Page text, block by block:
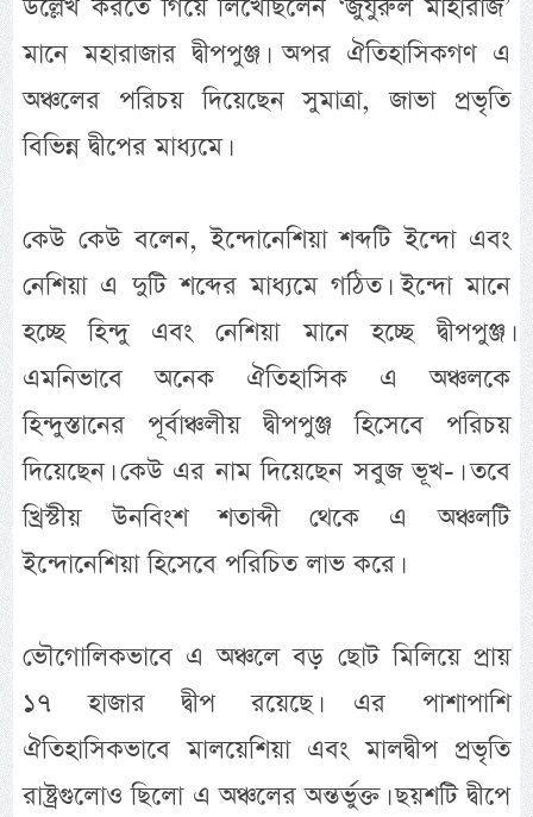
উল্লেখ করতে গিয়ে লিখেছিলেন ‘জুযুরুল মাহারাজ’
মানে মহারাজার দ্বীপপুঞ্জ। অপর ঐতিহাসিকগণ এ
অঞ্চলের পরিচয় দিয়েছেন সুমাত্রা, জাভা প্রভৃতি
বিভিন্ন দ্বীপের মাধ্যমে।
কেউ কেউ বলেন, ইন্দোনেশিয়া শব্দটি ইন্দো এবং
নেশিয়া এ দুটি শব্দের মাধ্যমে গঠিত। ইন্দো মানে
হচ্ছে হিন্দু এবং নেশিয়া মানে হচ্ছে দ্বীপপুঞ্জ।
এমনিভাবে অনেক ঐতিহাসিক এ অঞ্চলকে
হিন্দুস্তানের পূর্বাঞ্চলীয় দ্বীপপুঞ্জ হিসেবে পরিচয়
দিয়েছেন। কেউ এর নাম দিয়েছেন সবুজ ভূখ-। তবে
খ্রিস্টীয় উনবিংশ শতাব্দী থেকে এ অঞ্চলটি
ইন্দোনেশিয়া হিসেবে পরিচিত লাভ করে।
ভৌগোলিকভাবে এ অঞ্চলে বড় ছোট মিলিয়ে প্রায়
১৭ হাজার দ্বীপ রয়েছে। এর পাশাপাশি
ঐতিহাসিকভাবে মালয়েশিয়া এবং মালদ্বীপ প্রভৃতি
রাষ্ট্রগুলোও ছিলো এ অঞ্চলের অন্তর্ভুক্ত। ছয়শটি দ্বীপে